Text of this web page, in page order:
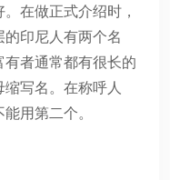
在做正式介绍时，
印尼人有两个名
者通常都有很长的
写名。在称呼人
用第二个。